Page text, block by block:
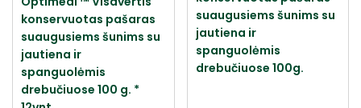
konservuotas pašaras
suaugusiems šunims su
jautiena ir
spanguolėmis
drebučiuose 100 g. *
suaugusiems šunims su
jautiena ir
spanguolėmis
drebučiuose 100g.